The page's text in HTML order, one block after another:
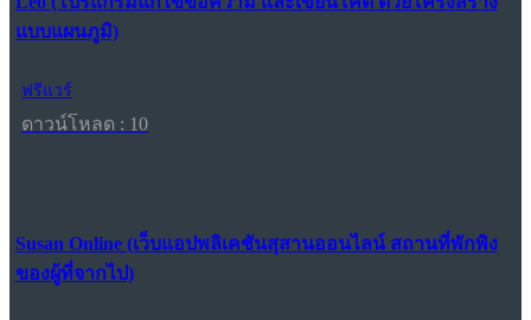
แบบแผนภูมิ)
ฟรีแวร์
ดาวน์โหลด : 10
Susan Online (เว็บแอปพลิเคชันสุสานออนไลน์ สถานที่พักพิง
ของผู้ที่จากไป)